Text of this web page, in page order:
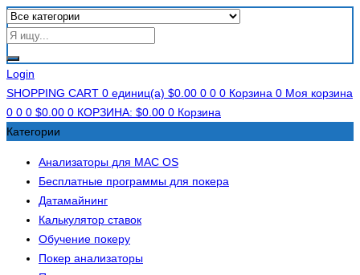
Login
SHOPPING CART 0 единиц(а) $0.00 0 0 0 Корзина 0 Моя корзина
0 0 0 $0.00 0 КОРЗИНА: $0.00 0 Корзина
Категории
Анализаторы для MAC OS
Бесплатные программы для покера
Датамайнинг
Калькулятор ставок
Обучение покеру
Покер анализаторы